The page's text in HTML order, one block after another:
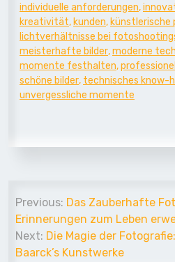
individuelle anforderungen,
kreativität, kunden, künstlerische
lichtverhältnisse bei
meisterhafte bilder,moderne
momente festhalten,
schöne bilder, technisches know-
unvergessliche momente
Beitrags-
Navigation
Previous: Das Zauberhafte
Erinnerungen zum Leben
Next: Die Magie der
Baarck’s Kunstwerke